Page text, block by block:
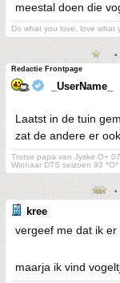
meestal doen die
Do what you love, love what
Redactie Frontpage
_UserName_
Laatst in de tuin
zat de andere er
Trotse papa van Jyske O+
Winnaar DTS seizoen 93 *O*
kree
vergeef me dat ik er
maarja ik vind